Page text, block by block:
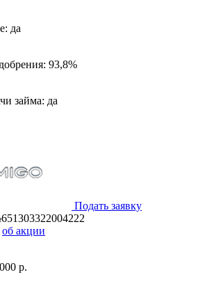
да
93,8%
займа: да
Подать заявку
об акции
р.